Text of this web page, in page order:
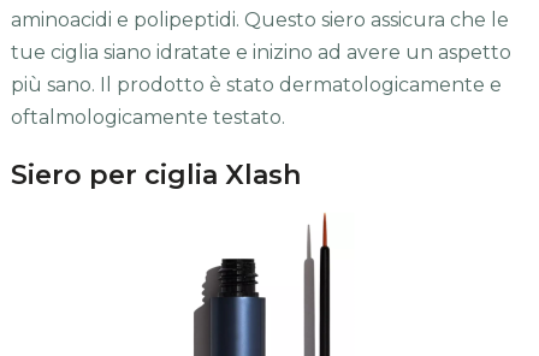
aminoacidi e polipeptidi. Questo siero assicura che le
tue ciglia siano idratate e inizino ad avere un aspetto
più sano. Il prodotto è stato dermatologicamente e
oftalmologicamente testato.
Siero per ciglia Xlash